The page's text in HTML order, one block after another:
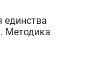
единства
Методика